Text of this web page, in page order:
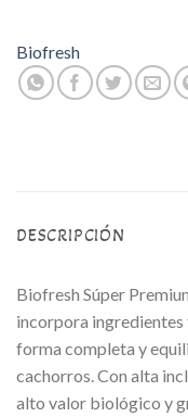
Biofresh
DESCRIPCIÓN
Biofresh Súper
incorpora
forma completa y
cachorros. Con alta
alto valor biológico y